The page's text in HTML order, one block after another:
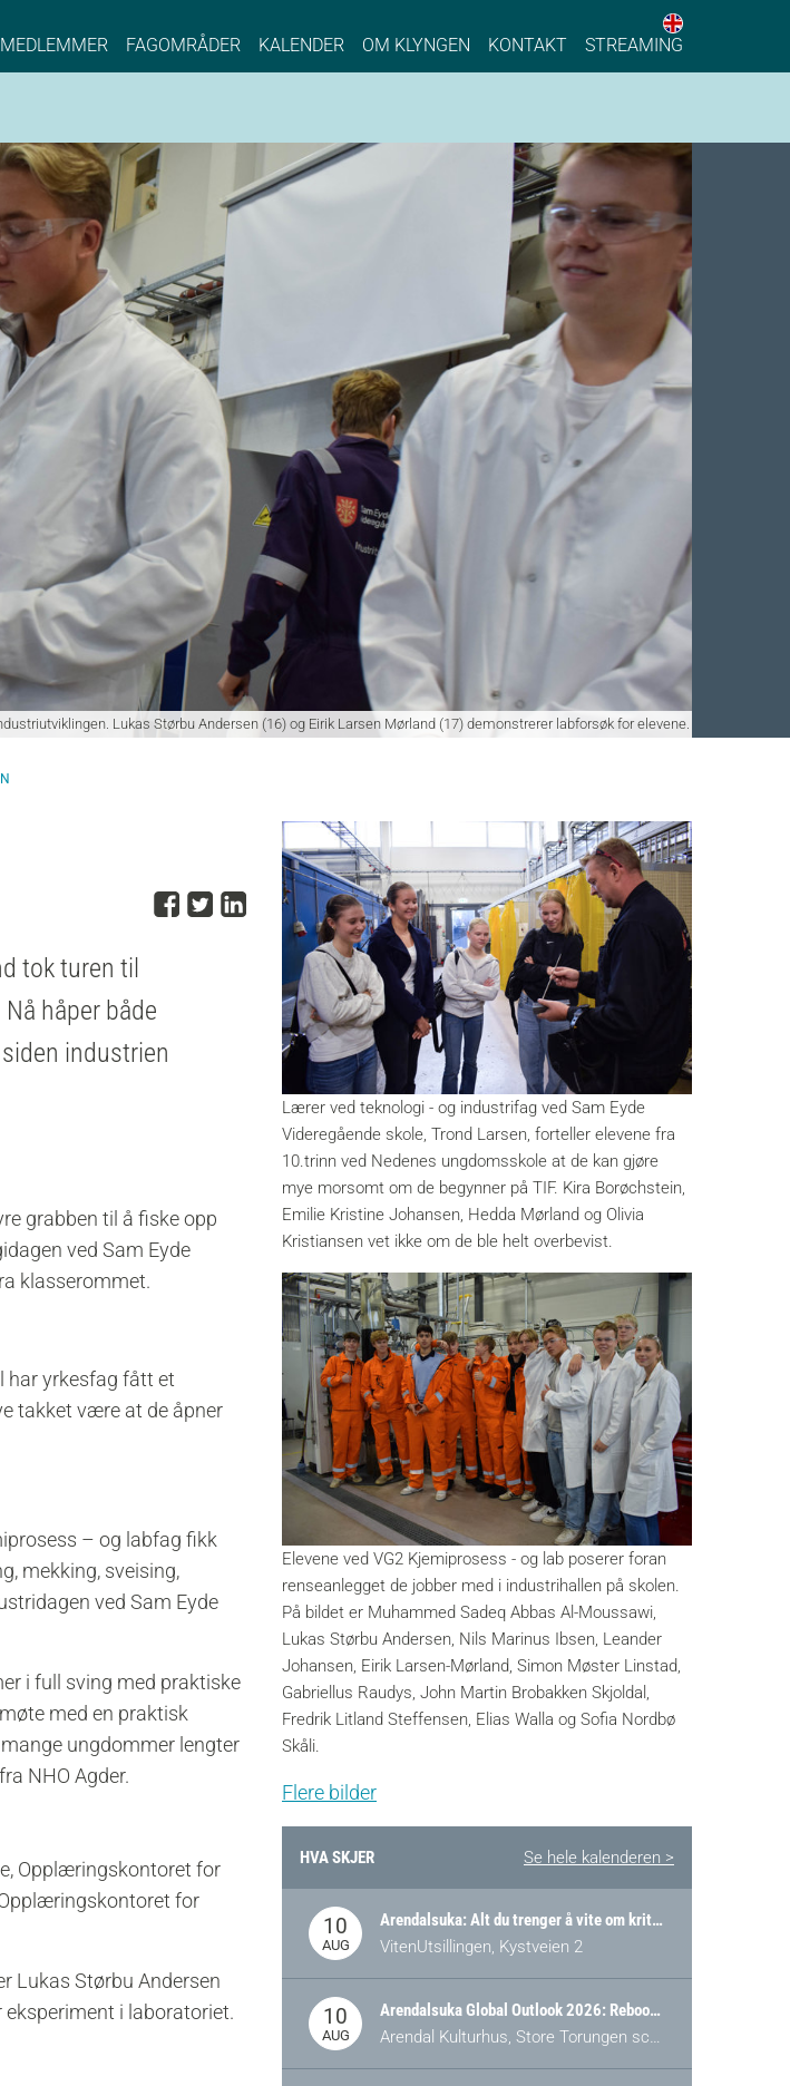
Center of Expertise, Sustainable Process Industry
MEDLEMMER FAGOMRÅDER KALENDER OM KLYNGEN KONTAKT STREAMING
English
Lukas Størbu Andersen (16) og Eirik Larsen Mørland (17) demonstrerer labforsøk for elevene.
Del på Facebook
Del på Twitter
Del på LinkedIn
tok turen til
håper både
industrien
grabben til å fiske opp
ved Sam Eyde
klasserommet.
har yrkesfag fått et
takket være at de åpner
– og labfag fikk
mekking, sveising,
ved Sam Eyde
i full sving med praktiske
med en praktisk
ungdommer lengter
NHO Agder.
Opplæringskontoret for
for
Lukas Størbu Andersen
i laboratoriet.
Lærer ved teknologi - og industrifag ved Sam Eyde
Videregående skole, Trond Larsen, forteller elevene fra
10.trinn ved Nedenes ungdomsskole at de kan gjøre
mye morsomt om de begynner på TIF. Kira Borøchstein,
Emilie Kristine Johansen, Hedda Mørland og Olivia
Kristiansen vet ikke om de ble helt overbevist.
Elevene ved VG2 Kjemiprosess - og lab poserer foran
renseanlegget de jobber med i industrihallen på skolen.
På bildet er Muhammed Sadeq Abbas Al-Moussawi,
Lukas Størbu Andersen, Nils Marinus Ibsen, Leander
Johansen, Eirik Larsen-Mørland, Simon Møster Linstad,
Gabriellus Raudys, John Martin Brobakken Skjoldal,
Fredrik Litland Steffensen, Elias Walla og Sofia Nordbø
Skåli.
Flere bilder
HVA SKJER Se hele kalenderen >
10
AUG
Arendalsuka: Alt du trenger å vite om kritiske og strategiske verdikjeder i Norge
VitenUtsillingen, Kystveien 2
10
AUG
Arendalsuka Global Outlook 2026: Rebooting Democracy for a New World Order
Arendal Kulturhus, Store Torungen scene